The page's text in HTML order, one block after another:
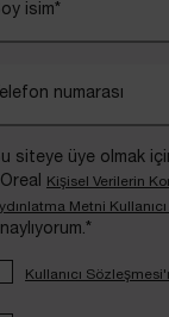
isim*
numarası
siteye üye olmak
Kişisel Verilerin
Metni
Kullanıcı